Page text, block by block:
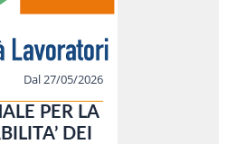
Dal 27/05/2026
PER LA
DEI